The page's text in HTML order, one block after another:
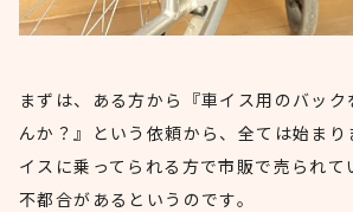
まずは、ある方から『車イス用のバック
んか？』という依頼から、全ては始まり
イスに乗ってられる方で市販で売られて
不都合があるというのです。